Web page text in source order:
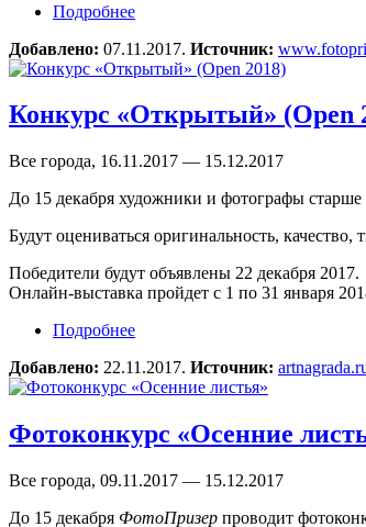
Подробнее
Добавлено: 07.11.2017. Источник:
Конкурс «Открытый» (Open
Все города, 16.11.2017 — 15.12.2017
До 15 декабря художники и фотографы старше
Будут оцениваться оригинальность, качество,
Победители будут объявлены 22 декабря 2017.
Онлайн-выставка пройдет с 1 по 31 января
Подробнее
Добавлено: 22.11.2017. Источник:
Фотоконкурс «Осенние
Все города, 09.11.2017 — 15.12.2017
До 15 декабря ФотоПризер проводит